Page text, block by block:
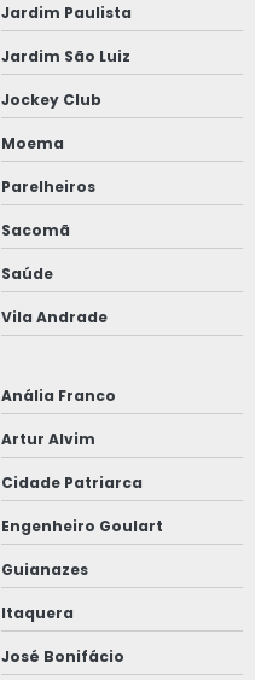
Jardim Paulista
Jardim São Luiz
Jockey Club
Moema
Parelheiros
Sacomã
Saúde
Vila Andrade
Anália Franco
Artur Alvim
Cidade Patriarca
Engenheiro Goulart
Guianazes
Itaquera
José Bonifácio